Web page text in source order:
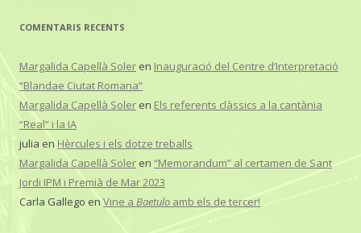
COMENTARIS RECENTS
Margalida Capellà Soler en Inauguració del Centre d’Interpretació
“Blandae Ciutat Romana”
Margalida Capellà Soler en Els referents clàssics a la cantània
“Real” i la IA
julia en Hèrcules i els dotze treballs
Margalida Capellà Soler en “Memorandum” al certamen de Sant
Jordi IPM i Premià de Mar 2023
Carla Gallego en Vine a Baetulo amb els de tercer!